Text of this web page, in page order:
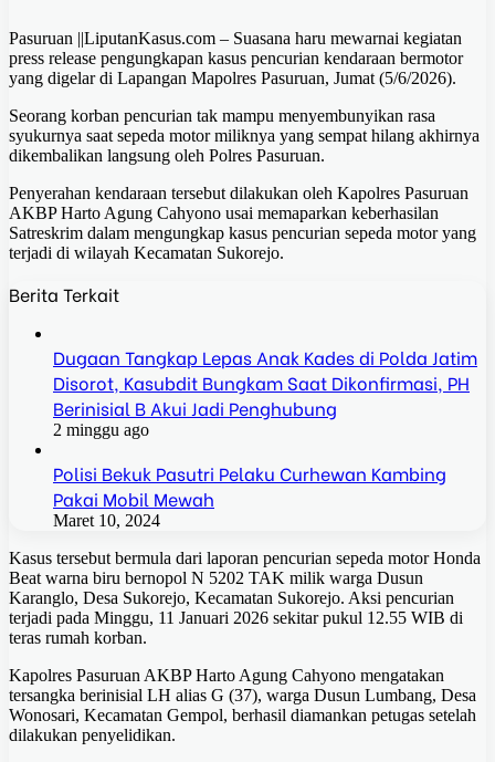
Pasuruan ||LiputanKasus.com – Suasana haru mewarnai kegiatan
press release pengungkapan kasus pencurian kendaraan bermotor
yang digelar di Lapangan Mapolres Pasuruan, Jumat (5/6/2026).
Seorang korban pencurian tak mampu menyembunyikan rasa
syukurnya saat sepeda motor miliknya yang sempat hilang akhirnya
dikembalikan langsung oleh Polres Pasuruan.
Penyerahan kendaraan tersebut dilakukan oleh Kapolres Pasuruan
AKBP Harto Agung Cahyono usai memaparkan keberhasilan
Satreskrim dalam mengungkap kasus pencurian sepeda motor yang
terjadi di wilayah Kecamatan Sukorejo.
Berita Terkait
Dugaan Tangkap Lepas Anak Kades di Polda Jatim
Disorot, Kasubdit Bungkam Saat Dikonfirmasi, PH
Berinisial B Akui Jadi Penghubung
2 minggu ago
Polisi Bekuk Pasutri Pelaku Curhewan Kambing
Pakai Mobil Mewah
Maret 10, 2024
Kasus tersebut bermula dari laporan pencurian sepeda motor Honda
Beat warna biru bernopol N 5202 TAK milik warga Dusun
Karanglo, Desa Sukorejo, Kecamatan Sukorejo. Aksi pencurian
terjadi pada Minggu, 11 Januari 2026 sekitar pukul 12.55 WIB di
teras rumah korban.
Kapolres Pasuruan AKBP Harto Agung Cahyono mengatakan
tersangka berinisial LH alias G (37), warga Dusun Lumbang, Desa
Wonosari, Kecamatan Gempol, berhasil diamankan petugas setelah
dilakukan penyelidikan.